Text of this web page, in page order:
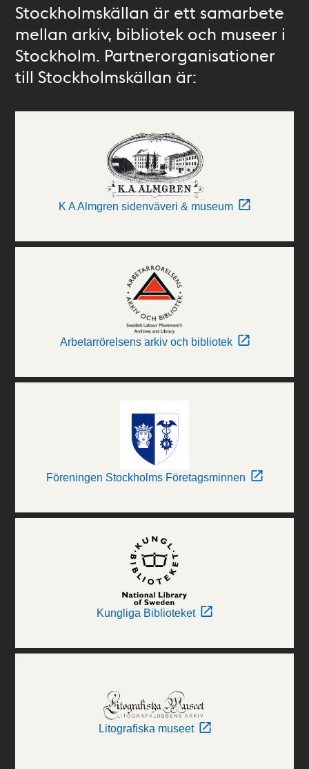
Stockholmskällan är ett samarbete
mellan arkiv, bibliotek och museer i
Stockholm. Partnerorganisationer
till Stockholmskällan är:
K A Almgren sidenväveri & museum
Arbetarrörelsens arkiv och bibliotek
Föreningen Stockholms Företagsminnen
Kungliga Biblioteket
Litografiska museet